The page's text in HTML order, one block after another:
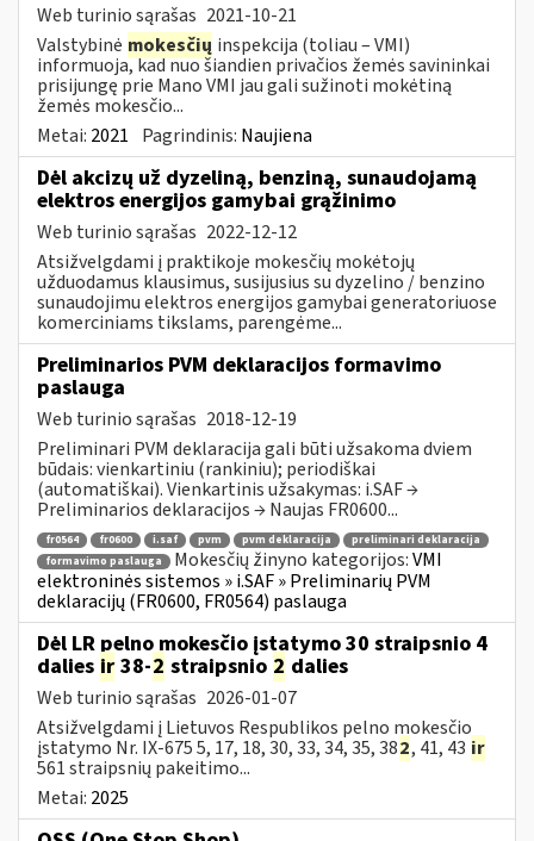
Web turinio sąrašas 2021-10-21
Valstybinė mokesčių inspekcija (toliau – VMI)
informuoja, kad nuo šiandien privačios žemės savininkai
prisijungę prie Mano VMI jau gali sužinoti mokėtiną
žemės mokesčio...
Metai: 2021 Pagrindinis: Naujiena
Dėl akcizų už dyzeliną, benziną, sunaudojamą
elektros energijos gamybai grąžinimo
Web turinio sąrašas 2022-12-12
Atsižvelgdami į praktikoje mokesčių mokėtojų
užduodamus klausimus, susijusius su dyzelino / benzino
sunaudojimu elektros energijos gamybai generatoriuose
komerciniams tikslams, parengėme...
Preliminarios PVM deklaracijos formavimo
paslauga
Web turinio sąrašas 2018-12-19
Preliminari PVM deklaracija gali būti užsakoma dviem
būdais: vienkartiniu (rankiniu); periodiškai
(automatiškai). Vienkartinis užsakymas: i.SAF →
Preliminarios deklaracijos → Naujas FR0600...
fr0564 fr0600 i.saf pvm pvm deklaracija
preliminari deklaracija
formavimo paslauga
Mokesčių žinyno kategorijos:VMI
elektroninės sistemos » i.SAF » Preliminarių PVM
deklaracijų (FR0600, FR0564) paslauga
Dėl LR pelno mokesčio įstatymo 30 straipsnio 4
dalies ir 38-2 straipsnio 2 dalies
Web turinio sąrašas 2026-01-07
Atsižvelgdami į Lietuvos Respublikos pelno mokesčio
įstatymo Nr. IX-675 5, 17, 18, 30, 33, 34, 35, 382, 41, 43 ir
561 straipsnių pakeitimo...
Metai: 2025